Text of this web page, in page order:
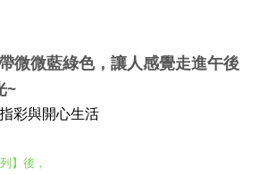
微微藍綠色，讓人感覺走進午後
~
彩與開心生活
】後，